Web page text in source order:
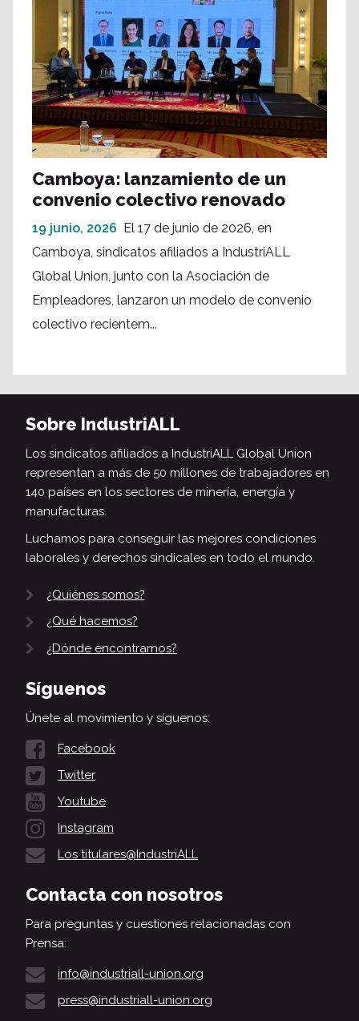
Camboya: lanzamiento de un
convenio colectivo renovado
19 junio, 2026
El 17 de junio de 2026, en
Camboya, sindicatos afiliados a IndustriALL
Global Union, junto con la Asociación de
Empleadores, lanzaron un modelo de convenio
colectivo recientem...
Sobre IndustriALL
Los sindicatos afiliados a IndustriALL Global Union
representan a más de 50 millones de trabajadores en
140 países en los sectores de minería, energía y
manufacturas.
Luchamos para conseguir las mejores condiciones
laborales y derechos sindicales en todo el mundo.
¿Quiénes somos?
¿Qué hacemos?
¿Dónde encontrarnos?
Síguenos
Únete al movimiento y síguenos:
Facebook
Twitter
Youtube
Instagram
Los titulares@IndustriALL
Contacta con nosotros
Para preguntas y cuestiones relacionadas con
Prensa:
info@industriall-union.org
press@industriall-union.org